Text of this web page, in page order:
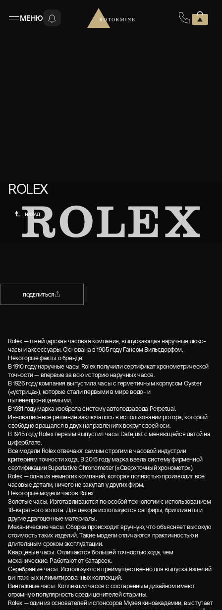
МЕНЮ
НАЗАД
ROLEX
ПОДЕЛИТЬСЯ
Rolex — швейцарская часовая компания, выпускающая наручные люкс-
часы и аксессуары. Основана в 1905 году Гансом Вильсдорфом.
Некоторые факты о бренде:
В 1910 году наручные часы Rolex получили сертификат хронометрической
точности — впервые за всю историю наручных часов.
В 1926 году компания выпустила часы с герметичным корпусом Oyster
(«устрица»), которые стали первыми в мире водо- и
пыленепроницаемыми.
В 1931 году марка изобрела систему автоподзавода Perpetual.
Инновационное решение заключалось в использовании ротора, который
свободно вращался в двух направлениях вокруг своей оси.
В 1945 году Rolex первым выпустил часы Datejust с меняющейся датой на
циферблате.
Все модели Rolex отвечают самым строгим в часовой индустрии
критериям точности хода. В 2015 году марка ввела систему фирменной
сертификации Superlative Chronometer («Сверхточный хронометр»).
Rolex — одна из немногих компаний, которая полностью производит все
часовые детали, ничего не закупая у других фирм.
Некоторые модели часов Rolex:
Золотые часы. Изготавливаются по особой технологии с использованием
18-каратного золота. Для декора используются сапфиры, бриллианты и
другие драгоценные материалы.
Механические часы. Сборка происходит вручную, что объясняет высокую
стоимость таких изделий. Такие модели отличаются практичностью и
длительным сроком эксплуатации.
Кварцевые часы. Отличаются большей точностью хода, чем
механические. Работают от батареек.
Серебряные часы. Используются преимущественно для выпуска изделий
винтажных и лимитированных коллекций.
Винтажные часы. Коллекции часов с состаренным дизайном имеют
огромную популярность среди ценителей старины.
Rolex — один из основателей и спонсоров Музея киноакадемии, выступает